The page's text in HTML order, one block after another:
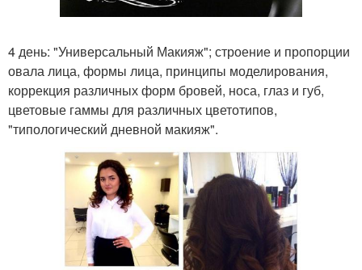
4 день: "Универсальный Макияж"; строение и пропорции
овала лица, формы лица, принципы моделирования,
коррекция различных форм бровей, носа, глаз и губ,
цветовые гаммы для различных цветотипов,
"типологический дневной макияж".